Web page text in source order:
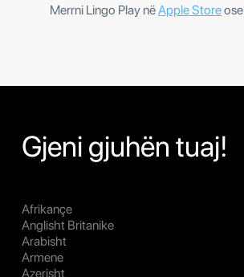
Merrni Lingo Play nëApple Storeose
Gjeni gjuhën tuaj!
Afrikançe
Anglisht Britanike
Arabisht
Armene
Azerisht